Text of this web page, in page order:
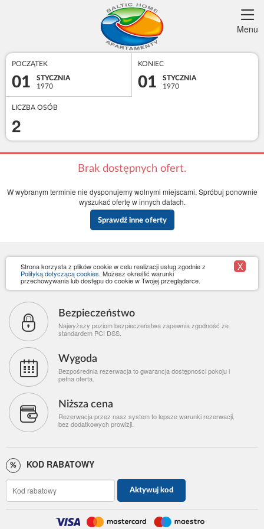
Menu
POCZĄTEK
01
STYCZNIA
1970
KONIEC
01
STYCZNIA
1970
LICZBA OSÓB
2
Brak dostępnych ofert.
W wybranym terminie nie dysponujemy wolnymi miejscami. Spróbuj ponownie
wyszukać ofertę w innych datach.
Sprawdź inne oferty
Strona korzysta z plików cookie w celu realizacji usług zgodnie z
Polityką dotyczącą cookies. Możesz określić warunki
przechowywania lub dostępu do cookie w Twojej przeglądarce.
X
Bezpieczeństwo
Najwyższy poziom bezpieczeństwa zapewnia zgodność ze
standardem PCI DSS.
Wygoda
Bezpośrednia rezerwacja to gwarancja dostępności pokoju i
pełna oferta.
Niższa cena
Rezerwacja przez nasz system to lepsze warunki rezerwacji,
bez dodatkowych prowizji.
KOD RABATOWY
Aktywuj kod